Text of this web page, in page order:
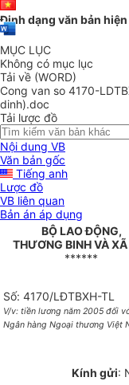
Định dạng văn bản
MỤC LỤC
Không có mục lục
Tải về (WORD)
Cong van so 4170-
dinh).doc
Tải lược đồ
Nội dung VB
Văn bản gốc
Tiếng anh
Lược đồ
VB liên quan
Bản án áp dụng
BỘ LAO ĐỘNG,
THƯƠNG BINH VÀ XÃ
******
Số: 4170/LĐTBXH-TL
V/v: tiền lương năm 2005 đối
Ngân hàng Ngoại thương Việt
Kính gửi: